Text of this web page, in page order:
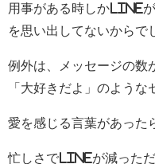
用事がある時しかlineが
を思い出してないからで
例外は、メッセージの数
「大好きだよ」のような
愛を感じる言葉があった
忙しさでlineが減っただ